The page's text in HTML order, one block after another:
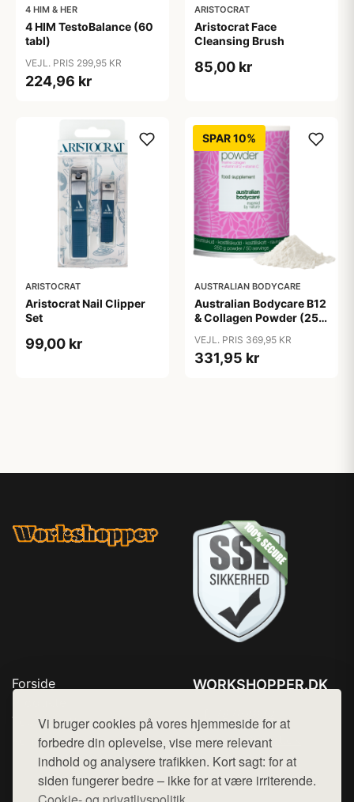
Vi bruger cookies på vores hjemmeside for at
forbedre din oplevelse, vise mere relevant
indhold og analysere trafikken. Kort sagt: for at
siden fungerer bedre – ikke for at være irriterende.
4 HIM & HER
4 HIM TestoBalance (60
tabl)
VEJL. PRIS 299,95 KR
224,96 kr
ARISTOCRAT
Aristocrat Face
Cleansing Brush
85,00 kr
ARISTOCRAT
Aristocrat Nail Clipper
Set
99,00 kr
SPAR 10%
AUSTRALIAN BODYCARE
Australian Bodycare B12
& Collagen Powder (250
VEJL. PRIS 369,95 KR
331,95 kr
Forside
Top Rabatter
Kontakt
WORKSHOPPER.DK
Mail: hej@want.dk
Cookie- og privatlivspolitik